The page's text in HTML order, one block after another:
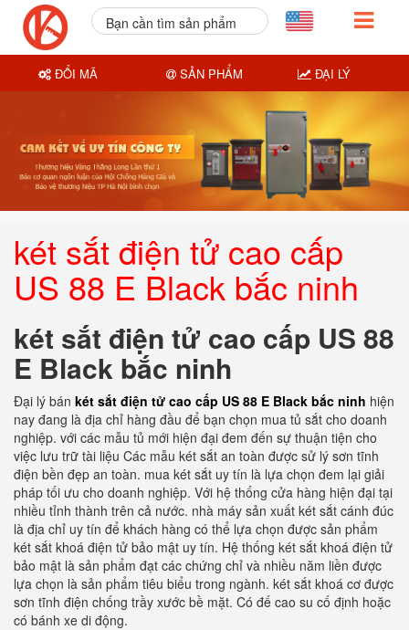
két sắt điện tử cao cấp
US 88 E Black bắc ninh
két sắt điện tử cao cấp US 88
E Black bắc ninh
Đại lý bán két sắt điện tử cao cấp US 88 E Black bắc ninh hiện
nay đang là địa chỉ hàng đầu để bạn chọn mua tủ sắt cho doanh
nghiệp. với các mẫu tủ mới hiện đại đem đến sự thuận tiện cho
việc lưu trữ tài liệu Các mẫu két sắt an toàn được sử lý sơn tĩnh
điện bền đẹp an toàn. mua két sắt uy tín là lựa chọn đem lại giải
pháp tối ưu cho doanh nghiệp. Với hệ thống cửa hàng hiện đại tại
nhiều tỉnh thành trên cả nước. nhà máy sản xuất két sắt cánh đúc
là địa chỉ uy tín để khách hàng có thể lựa chọn được sản phẩm
két sắt khoá điện tử bảo mật uy tín. Hệ thống két sắt khoá điện tử
bảo mật là sản phẩm đạt các chứng chỉ và nhiều năm liền được
lựa chọn là sản phẩm tiêu biểu trong ngành. két sắt khoá cơ được
sơn tĩnh điện chống trầy xước bề mặt. Có đế cao su cố định hoặc
có bánh xe di động.
Bạn cần tìm sản phẩm
ĐỔI MÃ SẢN PHẨM ĐẠI LÝ